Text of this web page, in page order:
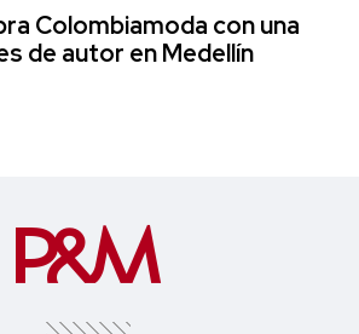
Colombiamoda con una
de autor en Medellín